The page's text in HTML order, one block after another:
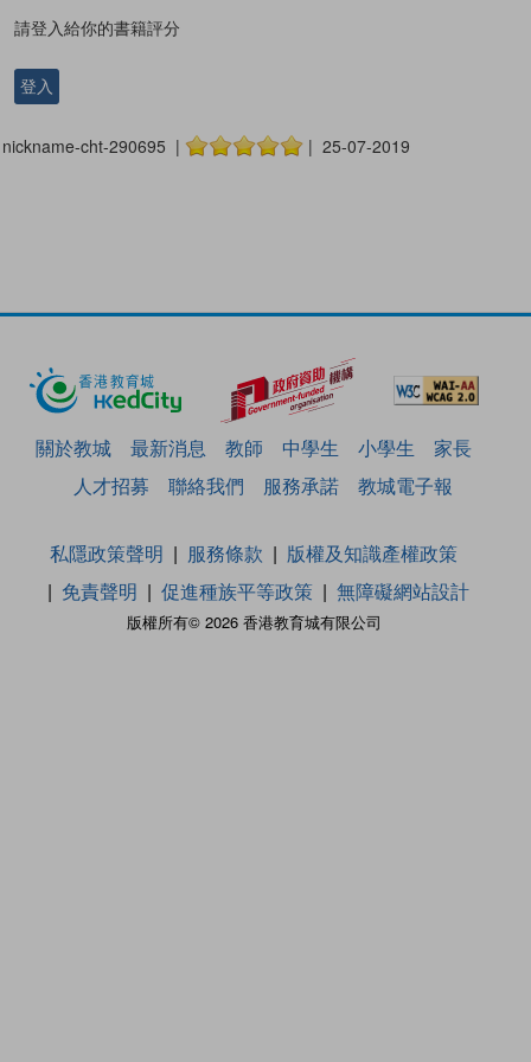
請登入給你的書籍評分
登入
nickname-cht-290695 | | 25-07-2019
關於教城 最新消息 教師 中學生 小學生
家長
人才招募
聯絡我們 服務承諾 教城電子報
版權所有© 2026 香港教育城有限公司
私隱政策聲明 服務條款
版權及知識產權政策
免責聲明
促進種族平等政策 無障礙網站設計